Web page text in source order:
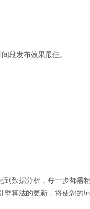
段发布效果最佳。
数据分析，每一步都需
算法的更新，将使您的